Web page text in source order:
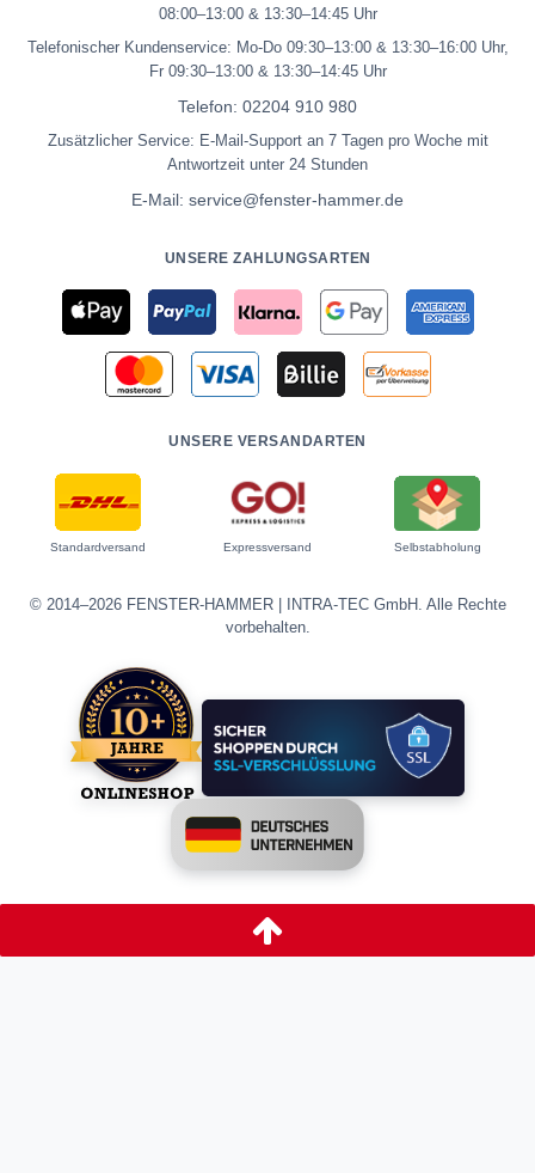
08:00–13:00 & 13:30–14:45 Uhr
Telefonischer Kundenservice: Mo-Do 09:30–13:00 & 13:30–16:00 Uhr,
Fr 09:30–13:00 & 13:30–14:45 Uhr
Telefon: 02204 910 980
Zusätzlicher Service: E-Mail-Support an 7 Tagen pro Woche mit
Antwortzeit unter 24 Stunden
E-Mail: service@fenster-hammer.de
UNSERE ZAHLUNGSARTEN
UNSERE VERSANDARTEN
Standardversand Expressversand Selbstabholung
© 2014–2026 FENSTER-HAMMER | INTRA-TEC GmbH. Alle Rechte
vorbehalten.